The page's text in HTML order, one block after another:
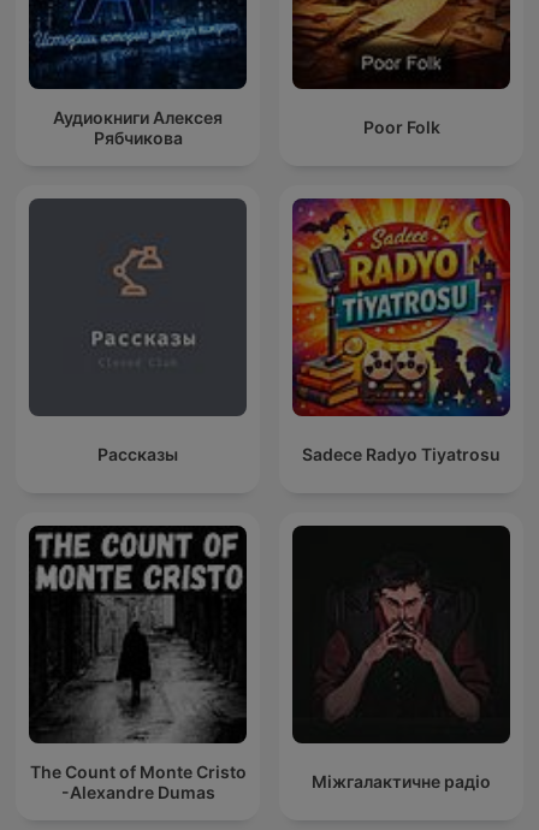
Аудиокниги Алексея
Рябчикова
Poor Folk
Рассказы Sadece Radyo Tiyatrosu
The Count of Monte Cristo
-Alexandre Dumas
Міжгалактичне радіо